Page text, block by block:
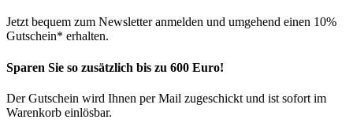
Jetzt bequem zum Newsletter anmelden und umgehend einen 10%
Gutschein* erhalten.
Sparen Sie so zusätzlich bis zu 600 Euro!
Der Gutschein wird Ihnen per Mail zugeschickt und ist sofort im
Warenkorb einlösbar.